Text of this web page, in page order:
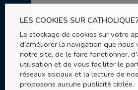
Nominations
P. Baudouin de La
Curé du groupement
Andrésy - Maurecourt
LES COOKIES SUR
Le stockage de cookies sur votre
d'améliorer la navigation que nous
notre site, de le faire fonctionner,
utilisation et de vous faciliter le
réseaux sociaux et la lecture de
proposons aucune publicité ciblée.